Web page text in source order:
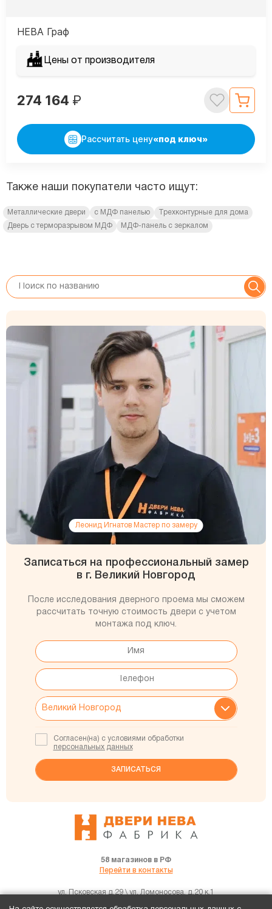
НЕВА Граф
Цены от производителя
274 164 ₽
Рассчитать цену«под ключ»
Также наши покупатели часто ищут:
Металлические двери с МДФ панелью
Трехконтурные для дома
Дверь с терморазрывом МДФ
МДФ-панель с зеркалом
Леонид Игнатов Мастер по замеру
Записаться на профессиональный замер
в г. Великий Новгород
После исследования дверного проема мы сможем
рассчитать точную стоимость двери с учетом
монтажа под ключ.
Согласен(на) с условиями обработки
персональных данных
58 магазинов в РФ
Перейти в контакты
ул. Псковская д.29 \ ул. Ломоносова, д.20 к.1